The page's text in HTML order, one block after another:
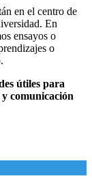
en el centro de
En
ensayos o
o
útiles para
comunicación